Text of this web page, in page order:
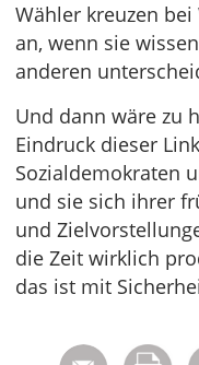
Wähler kreuzen
an, wenn sie
anderen
Und dann wäre zu
Eindruck dieser
Sozialdemokraten
und sie sich ihrer
und
die Zeit wirklich
das ist mit